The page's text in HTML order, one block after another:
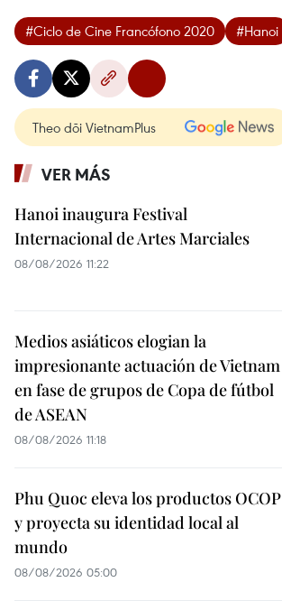
#Ciclo de Cine Francófono 2020 #Hanoi
Theo dõi VietnamPlus
VER MÁS
Hanoi inaugura Festival
Internacional de Artes Marciales
08/08/2026 11:22
Medios asiáticos elogian la
impresionante actuación de Vietnam
en fase de grupos de Copa de fútbol
de ASEAN
08/08/2026 11:18
Phu Quoc eleva los productos OCOP
y proyecta su identidad local al
mundo
08/08/2026 05:00